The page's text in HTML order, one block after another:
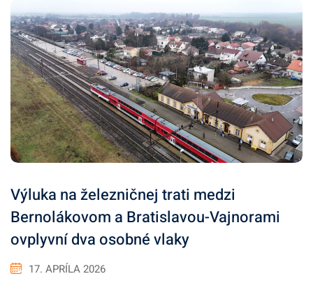
Výluka na železničnej trati medzi
Bernolákovom a Bratislavou-Vajnorami
ovplyvní dva osobné vlaky
17. APRÍLA 2026